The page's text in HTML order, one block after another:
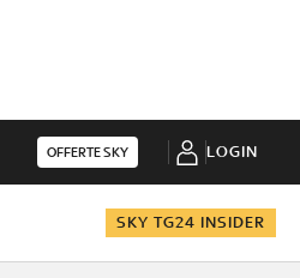
OFFERTE SKY LOGIN
SKY TG24 INSIDER